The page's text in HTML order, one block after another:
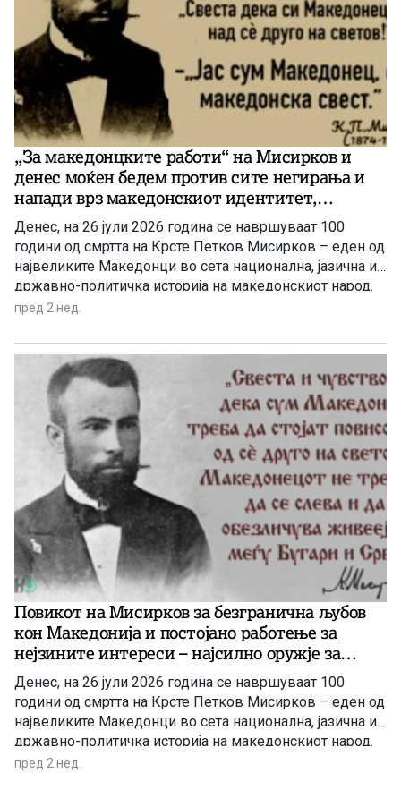
„Бледскиот договор“ воопшто не е „прелиминарен“
договор без никакво значење, туку претставува
правно – специфичен, историски и политички важен
документ, формално потпишан од Јосип Броз Тито во
име на Југославија, која ја застапуваше полноважно
Македонија, и од Георги Димитров во име на Бугарија.
„За македонцките работи“ на Мисирков и
денес моќен бедем против сите негирања и
напади врз македонскиот идентитет,
националната свест и јазикот (2)
Денес, на 26 јули 2026 година се навршуваат 100
години од смртта на Крсте Петков Мисирков – еден од
највеликите Македонци во сета национална, јазична и
државно-политичка историја на македонскиот народ.
Оваа годишнина е пригода за ново навраќање кон
набележување на сѐ она, што треба да го чиниме,
заради нашиот опстој во сегашниве драматично
разбранувани и геополитички вителни мигови во
Балканот, Европа и во светот. Идеите и пораките на
Мисирков, особено во неговата капитална политичко-
јазична студија „За македонцките работи“, се животно
важни патокази за претстојниот развој на
македонската нација и на македонската држава во
полза на сите нејзини граѓани.
пред 2 нед.
Повикот на Мисирков за безгранична љубов
кон Македонија и постојано работење за
нејзините интереси – најсилно оружје за
зачувување на македонскиот идентитет и
јазик (1)
Денес, на 26 јули 2026 година се навршуваат 100
години од смртта на Крсте Петков Мисирков – еден од
највеликите Македонци во сета национална, јазична и
државно-политичка историја на македонскиот народ.
Оваа годишнина е пригода за ново навраќање кон
пред 2 нед.